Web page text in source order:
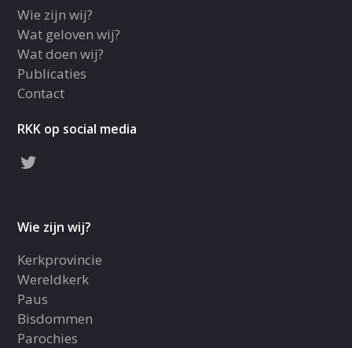
Wie zijn wij?
Wat geloven wij?
Wat doen wij?
Publicaties
Contact
RKK op social media
Wie zijn wij?
Kerkprovincie
Wereldkerk
Paus
Bisdommen
Parochies